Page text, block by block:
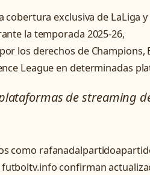
cobertura exclusiva de LaLiga
la temporada 2025-26,
los derechos de Champions,
League en determinadas
de streaming
como
confirman